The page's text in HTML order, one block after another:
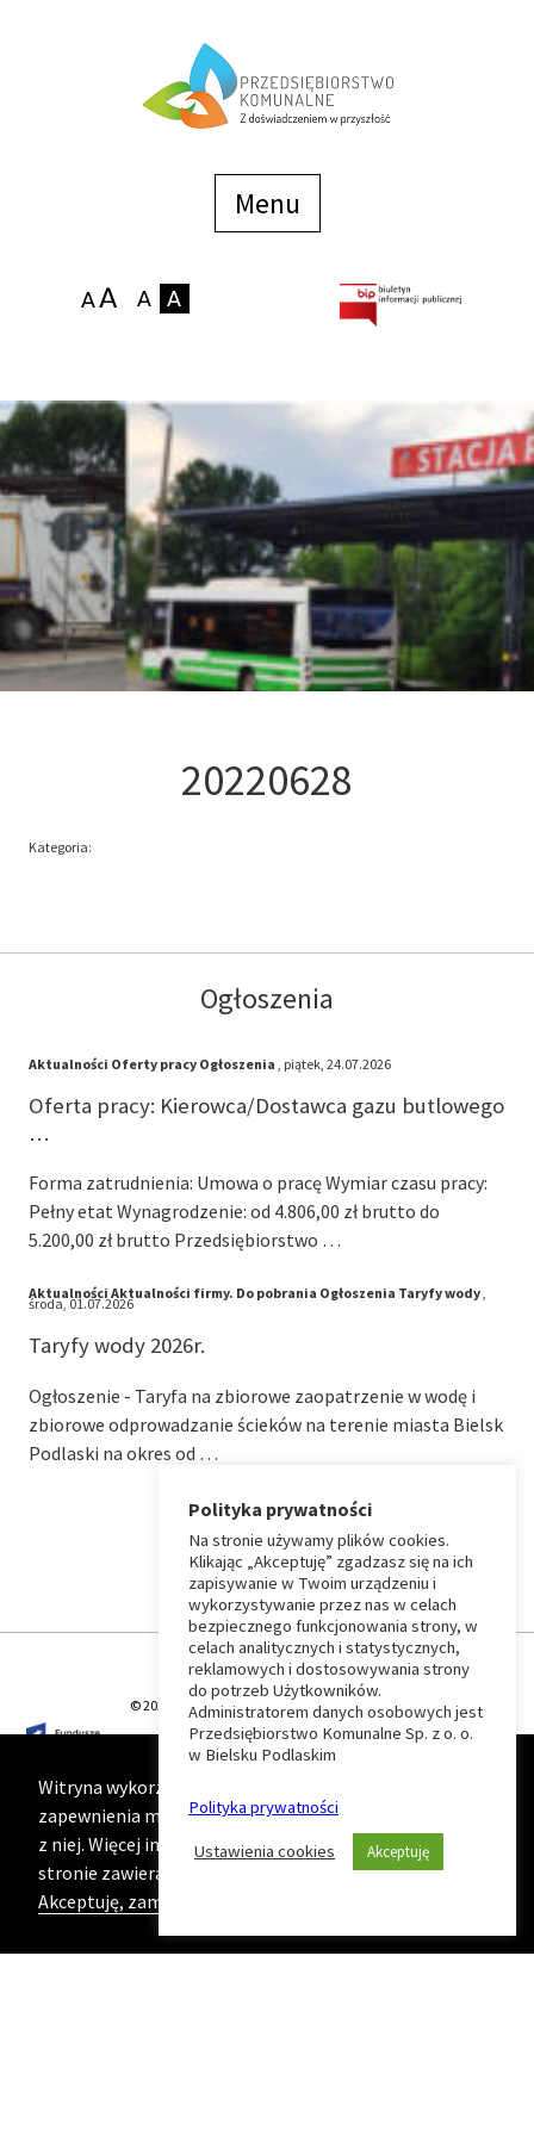
Menu
Zakłady
Podaj stan wodomierza
Kontakt
Oferta
20220628
Kategoria:
Ogłoszenia
Aktualności Oferty pracy Ogłoszenia , piątek, 24.07.2026
Oferta pracy: Kierowca/Dostawca gazu butlowego
…
Forma zatrudnienia: Umowa o pracę Wymiar czasu pracy:
Pełny etat Wynagrodzenie: od 4.806,00 zł brutto do
5.200,00 zł brutto Przedsiębiorstwo …
Aktualności Aktualności firmy. Do pobrania Ogłoszenia Taryfy wody,
środa, 01.07.2026
Taryfy wody 2026r.
Ogłoszenie - Taryfa na zbiorowe zaopatrzenie w wodę i
zbiorowe odprowadzanie ścieków na terenie miasta Bielsk
Podlaski na okres od …
⏶
Wróć
do
początku
strony
© 2026 T-Matic Grupa Computer Plus Sp. z o.o.
Witryna wykorzystuje ciasteczka (cookies) w celu
zapewnienia maksymalnej wygody podczas korzystania
z niej. Więcej informacji na ten temat znajduje się na
stronie zawierającej naszą
Politykę prywatności
Akceptuję, zamknij komunikat
Polityka prywatności
Na stronie używamy plików cookies.
Klikając „Akceptuję” zgadzasz się na ich
zapisywanie w Twoim urządzeniu i
wykorzystywanie przez nas w celach
bezpiecznego funkcjonowania strony, w
celach analitycznych i statystycznych,
reklamowych i dostosowywania strony
do potrzeb Użytkowników.
Administratorem danych osobowych jest
Przedsiębiorstwo Komunalne Sp. z o. o.
w Bielsku Podlaskim
Polityka prywatności
Ustawienia cookies Akceptuję